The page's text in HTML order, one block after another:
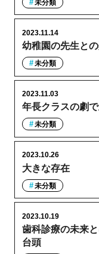
未分類
幼稚園の先生と
2023.11.14
未分類
年長クラスの劇
2023.11.03
未分類
大きな存在
2023.10.26
未分類
歯科診療の未来
台頭
2023.10.19